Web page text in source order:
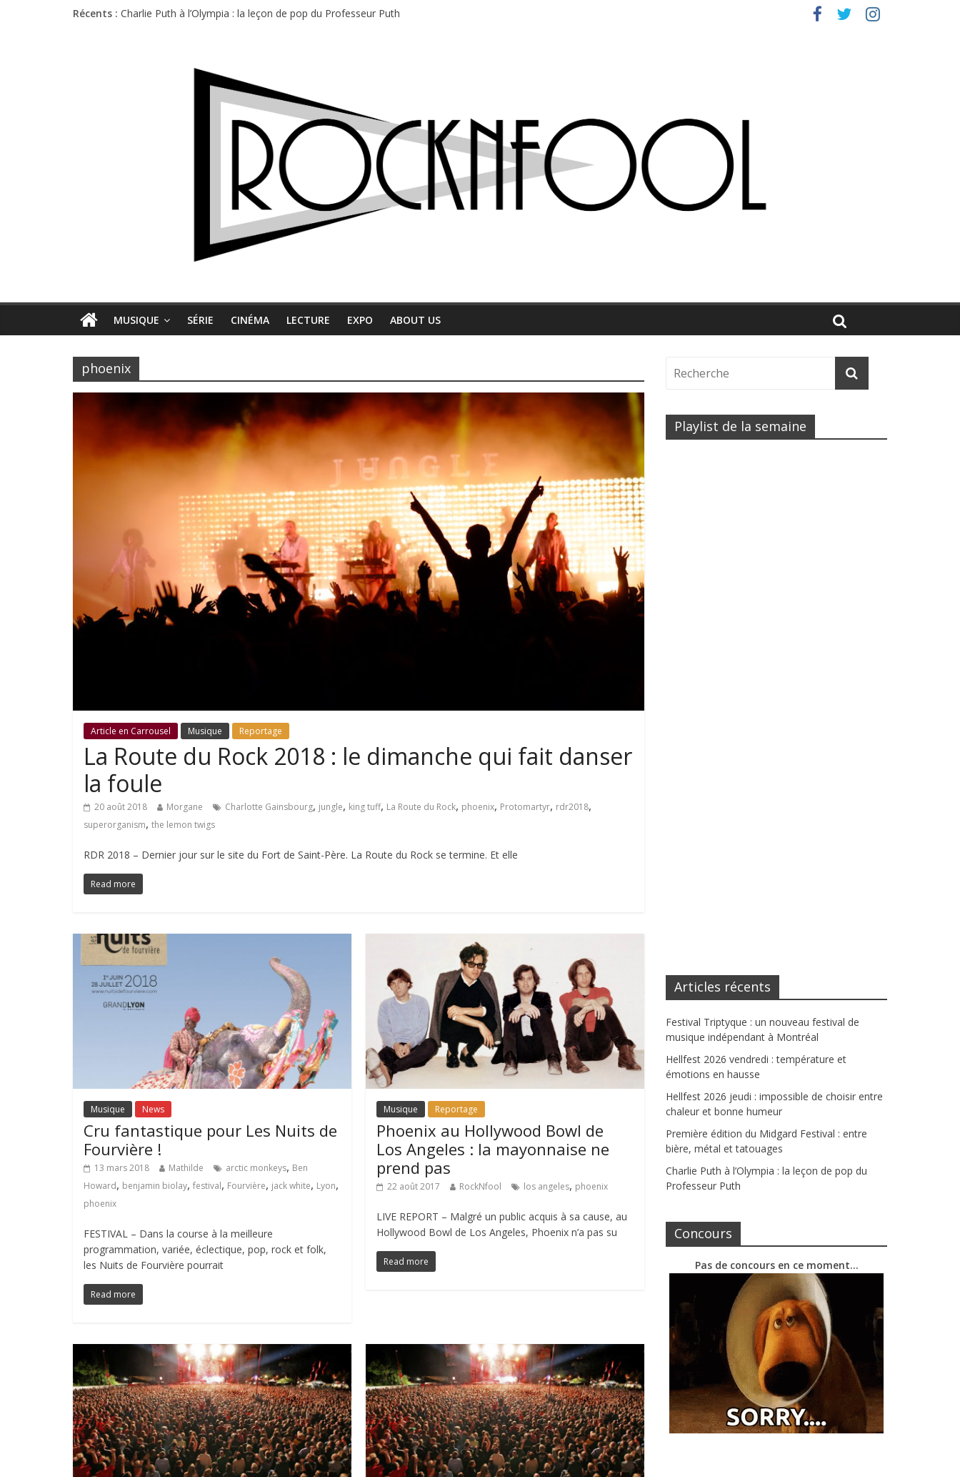
Récents : Charlie Puth à l’Olympia : la leçon de pop du Professeur Puth
Première édition du Midgard Festival : entre bière, métal et tatouages
MUSIQUE SÉRIE CINÉMA LECTURE EXPO ABOUT US
phoenix
Article en Carrousel Musique Reportage
La Route du Rock 2018 : le dimanche qui fait danser
la foule
20 août 2018 Morgane Charlotte Gainsbourg, jungle, king tuff, La Route du Rock, phoenix, Protomartyr, rdr2018,
superorganism, the lemon twigs
RDR 2018 – Dernier jour sur le site du Fort de Saint-Père. La Route du Rock se termine. Et elle
Read more
Musique News
Cru fantastique pour Les Nuits de
Fourvière !
13 mars 2018 Mathilde arctic monkeys, Ben
Howard, benjamin biolay, festival, Fourvière, jack white, Lyon,
phoenix
FESTIVAL – Dans la course à la meilleure
programmation, variée, éclectique, pop, rock et folk,
les Nuits de Fourvière pourrait
Read more
Musique Reportage
Phoenix au Hollywood Bowl de
Los Angeles : la mayonnaise ne
prend pas
22 août 2017 RockNfool los angeles, phoenix
LIVE REPORT – Malgré un public acquis à sa cause, au
Hollywood Bowl de Los Angeles, Phoenix n’a pas su
Read more
Playlist de la semaine
Articles récents
Festival Triptyque : un nouveau festival de
musique indépendant à Montréal
Hellfest 2026 vendredi : température et
émotions en hausse
Hellfest 2026 jeudi : impossible de choisir entre
chaleur et bonne humeur
Première édition du Midgard Festival : entre
bière, métal et tatouages
Charlie Puth à l’Olympia : la leçon de pop du
Professeur Puth
Concours
Pas de concours en ce moment…